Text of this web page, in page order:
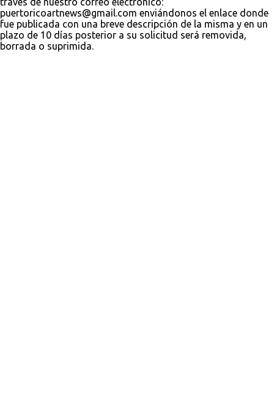
puertoricoartnews@gmail.com enviándonos el enlace donde
fue publicada con una breve descripción de la misma y en un
plazo de 10 días posterior a su solicitud será removida,
borrada o suprimida.